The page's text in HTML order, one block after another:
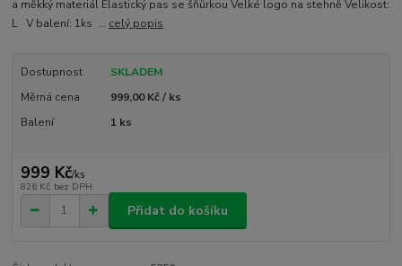
a měkký materiál Elastický pas se šňůrkou Velké logo na stehně Velikost:
L V balení: 1ks ... celý popis
Dostupnost
SKLADEM
Měrná cena
999,00 Kč / ks
Balení
1 ks
999 Kč/ks
826 Kč bez DPH
Přidat do košíku